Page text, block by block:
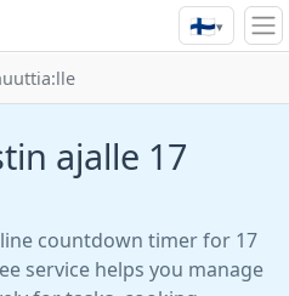
🇫🇮▾
ajalle 17
countdown timer for 17
service helps you manage